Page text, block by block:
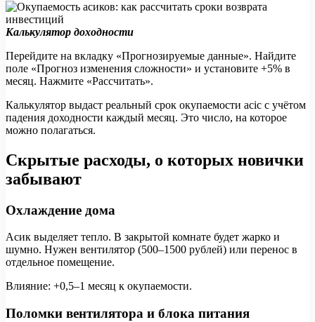
Калькулятор доходности
Перейдите на вкладку «Прогнозируемые данные». Найдите
поле «Прогноз изменения сложности» и установите +5% в
месяц. Нажмите «Рассчитать».
Калькулятор выдаст реальный срок окупаемости асic с учётом
падения доходности каждый месяц. Это число, на которое
можно полагаться.
Скрытые расходы, о которых новички
забывают
Охлаждение дома
Асик выделяет тепло. В закрытой комнате будет жарко и
шумно. Нужен вентилятор (500–1500 рублей) или перенос в
отдельное помещение.
Влияние: +0,5–1 месяц к окупаемости.
Поломки вентилятора и блока питания